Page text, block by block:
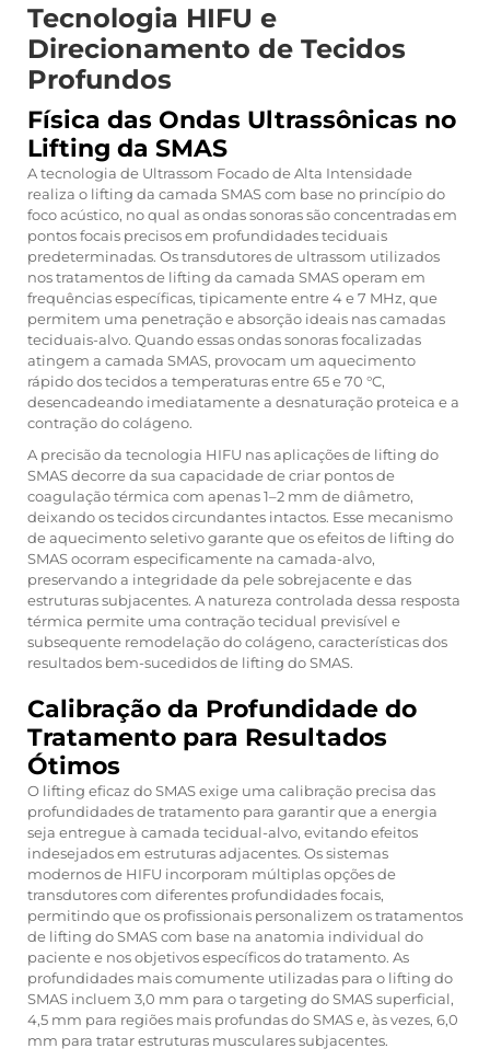
Tecnologia HIFU e
Direcionamento de Tecidos
Profundos
Física das Ondas Ultrassônicas no
Lifting da SMAS
A tecnologia de Ultrassom Focado de Alta Intensidade
realiza o lifting da camada SMAS com base no princípio do
foco acústico, no qual as ondas sonoras são concentradas em
pontos focais precisos em profundidades teciduais
predeterminadas. Os transdutores de ultrassom utilizados
nos tratamentos de lifting da camada SMAS operam em
frequências específicas, tipicamente entre 4 e 7 MHz, que
permitem uma penetração e absorção ideais nas camadas
teciduais-alvo. Quando essas ondas sonoras focalizadas
atingem a camada SMAS, provocam um aquecimento
rápido dos tecidos a temperaturas entre 65 e 70 °C,
desencadeando imediatamente a desnaturação proteica e a
contração do colágeno.
A precisão da tecnologia HIFU nas aplicações de lifting do
SMAS decorre da sua capacidade de criar pontos de
coagulação térmica com apenas 1–2 mm de diâmetro,
deixando os tecidos circundantes intactos. Esse mecanismo
de aquecimento seletivo garante que os efeitos de lifting do
SMAS ocorram especificamente na camada-alvo,
preservando a integridade da pele sobrejacente e das
estruturas subjacentes. A natureza controlada dessa resposta
térmica permite uma contração tecidual previsível e
subsequente remodelação do colágeno, características dos
resultados bem-sucedidos de lifting do SMAS.
Calibração da Profundidade do
Tratamento para Resultados
Ótimos
O lifting eficaz do SMAS exige uma calibração precisa das
profundidades de tratamento para garantir que a energia
seja entregue à camada tecidual-alvo, evitando efeitos
indesejados em estruturas adjacentes. Os sistemas
modernos de HIFU incorporam múltiplas opções de
transdutores com diferentes profundidades focais,
permitindo que os profissionais personalizem os tratamentos
de lifting do SMAS com base na anatomia individual do
paciente e nos objetivos específicos do tratamento. As
profundidades mais comumente utilizadas para o lifting do
SMAS incluem 3,0 mm para o targeting do SMAS superficial,
4,5 mm para regiões mais profundas do SMAS e, às vezes, 6,0
mm para tratar estruturas musculares subjacentes.